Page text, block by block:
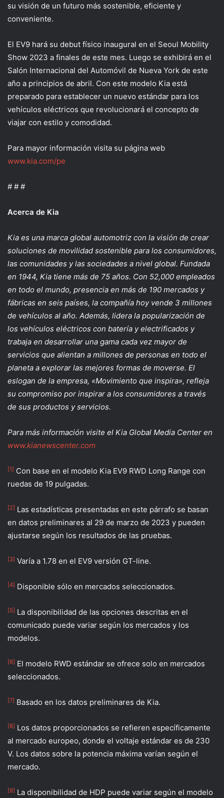
su visión de un futuro más sostenible, eficiente y
conveniente.
El EV9 hará su debut físico inaugural en el Seoul Mobility
Show 2023 a finales de este mes. Luego se exhibirá en el
Salón Internacional del Automóvil de Nueva York de este
año a principios de abril. Con este modelo Kia está
preparado para establecer un nuevo estándar para los
vehículos eléctricos que revolucionará el concepto de
viajar con estilo y comodidad.
Para mayor información visita su página web
www.kia.com/pe
# # #
Acerca de Kia
Kia es una marca global automotriz con la visión de crear
soluciones de movilidad sostenible para los consumidores,
las comunidades y las sociedades a nivel global. Fundada
en 1944, Kia tiene más de 75 años. Con 52,000 empleados
en todo el mundo, presencia en más de 190 mercados y
fábricas en seis países, la compañía hoy vende 3 millones
de vehículos al año. Además, lidera la popularización de
los vehículos eléctricos con batería y electrificados y
trabaja en desarrollar una gama cada vez mayor de
servicios que alientan a millones de personas en todo el
planeta a explorar las mejores formas de moverse. El
eslogan de la empresa, «Movimiento que inspira», refleja
su compromiso por inspirar a los consumidores a través
de sus productos y servicios.
Para más información visite el Kia Global Media Center en
www.kianewscenter.com
[1] Con base en el modelo Kia EV9 RWD Long Range con
ruedas de 19 pulgadas.
[2] Las estadísticas presentadas en este párrafo se basan
en datos preliminares al 29 de marzo de 2023 y pueden
ajustarse según los resultados de las pruebas.
[3] Varía a 1.78 en el EV9 versión GT-line.
[4] Disponible sólo en mercados seleccionados.
[5] La disponibilidad de las opciones descritas en el
comunicado puede variar según los mercados y los
modelos.
[6] El modelo RWD estándar se ofrece solo en mercados
seleccionados.
[7] Basado en los datos preliminares de Kia.
[8] Los datos proporcionados se refieren específicamente
al mercado europeo, donde el voltaje estándar es de 230
V. Los datos sobre la potencia máxima varían según el
mercado.
[9] La disponibilidad de HDP puede variar según el modelo